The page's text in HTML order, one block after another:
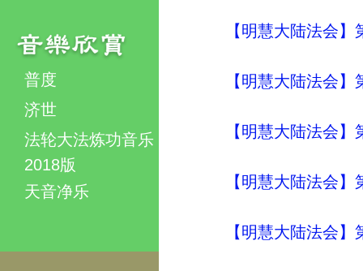
普度
济世
法轮大法炼功音乐
2018版
天音净乐
【明慧大陆法会
【明慧大陆法会
【明慧大陆法会
【明慧大陆法会
【明慧大陆法会